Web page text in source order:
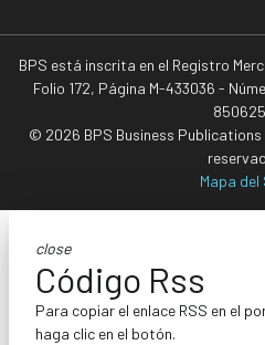
BPS está inscrita en el Registro
Folio 172, Página M-433036 -
© 2026 BPS Business
Mapa del
close
Código Rss
Para copiar el enlace RSS en el
haga clic en el botón.